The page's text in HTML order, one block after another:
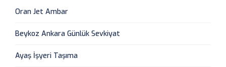
Oran Jet Ambar
Beykoz Ankara Günlük Sevkiyat
Ayaş İşyeri Taşıma